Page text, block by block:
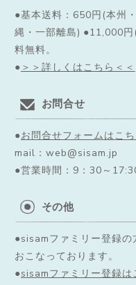
●基本送料：650円(本州
縄・一部離島) ●11,000
料無料。
● ＞＞詳しくはこちら＜＜
お問合せ
●お問合せフォームはこち
mail：web@sisam.jp
●営業時間：9：30～17:30
その他
●sisamファミリー登録
おこなっております。
●sisamファミリー登録は